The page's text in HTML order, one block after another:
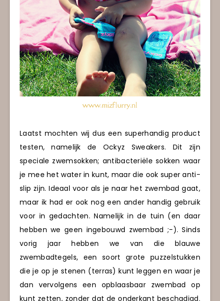
Laatst mochten wij dus een superhandig product
testen, namelijk de Ockyz Sweakers. Dit zijn
speciale zwemsokken; antibacteriële sokken waar
je mee het water in kunt, maar die ook super anti-
slip zijn. Ideaal voor als je naar het zwembad gaat,
maar ik had er ook nog een ander handig gebruik
voor in gedachten. Namelijk in de tuin (en daar
hebben we geen ingebouwd zwembad ;-). Sinds
vorig jaar hebben we van die blauwe
zwembadtegels, een soort grote puzzelstukken
die je op je stenen (terras) kunt leggen en waar je
dan vervolgens een opblaasbaar zwembad op
kunt zetten, zonder dat de onderkant beschadigd.